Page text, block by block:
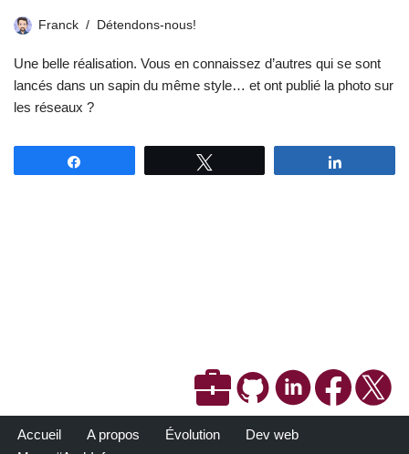
Franck Détendons-nous!
Une belle réalisation. Vous en connaissez d’autres qui se sont
lancés dans un sapin du même style… et ont publié la photo sur
les réseaux ?
Accueil A propos Évolution
Dev web